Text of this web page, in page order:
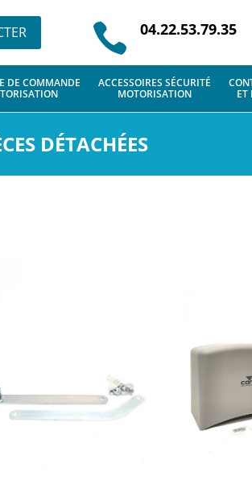
 04.22.53.79.35
DE COMMANDE
ACCESSOIRES SÉCURITÉ
MOTORISATION
ET
DÉTACHÉES